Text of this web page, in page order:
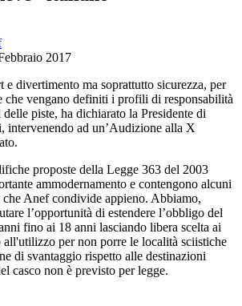
2017
e divertimento ma soprattutto sicurezza, per
che vengano definiti i profili di responsabilità
piste, ha dichiarato la Presidente di
intervenendo ad un’Audizione alla X
proposte della Legge 363 del 2003
ammodernamento e contengono alcuni
Anef condivide appieno. Abbiamo,
l’opportunità di estendere l’obbligo del
fino ai 18 anni lasciando libera scelta ai
per non porre le località sciistiche
di svantaggio rispetto alle destinazioni
casco non è previsto per legge.